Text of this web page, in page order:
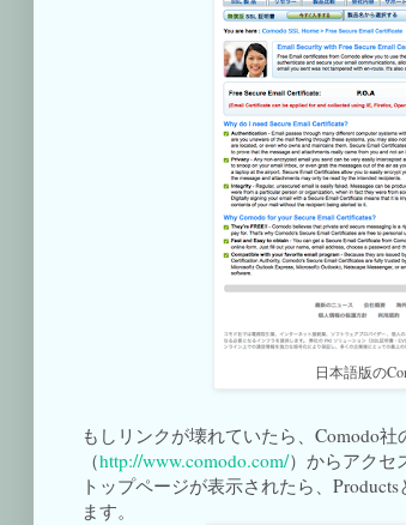
日本語版の
もしリンクが壊れていたら、Comodo社
（http://www.comodo.com/）からアクセ
トップページが表示されたら、
ます。